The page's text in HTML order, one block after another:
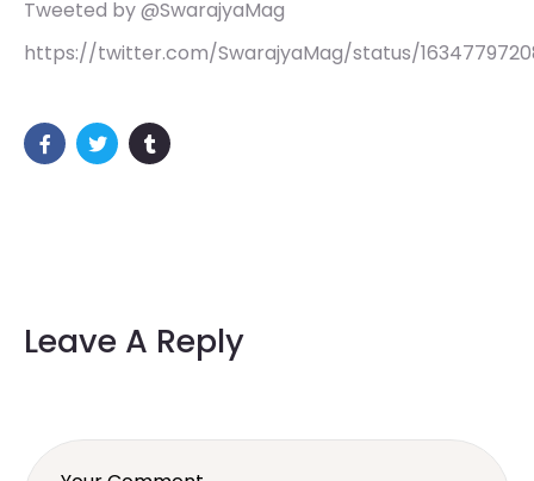
Tweeted by @SwarajyaMag
https://twitter.com/SwarajyaMag/status/
Leave A Reply